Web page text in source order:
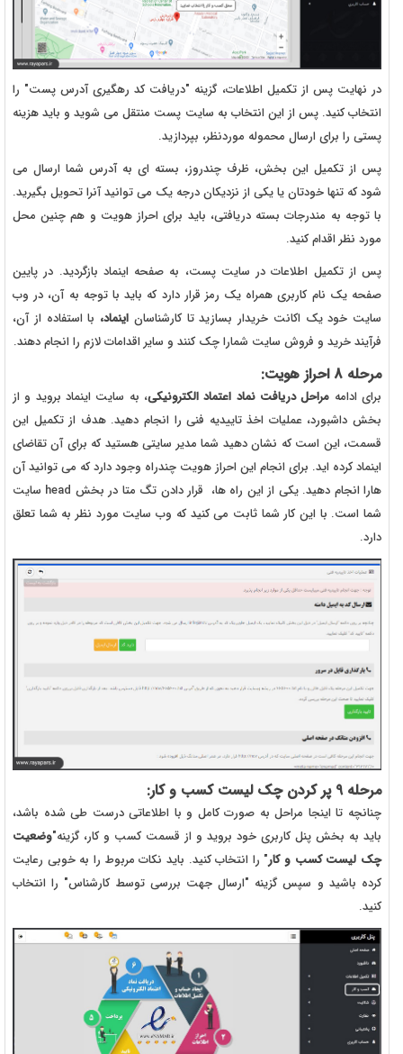
در نهایت پس از تکمیل اطلاعات، گزینه "دریافت کد رهگیری آدرس پست" را
انتخاب کنید. پس از این انتخاب به سایت پست منتقل می شوید و باید هزینه
پستی را برای ارسال محموله موردنظر، بپردازید.
پس از تکمیل این بخش، ظرف چندروز، بسته ای به آدرس شما ارسال می
شود که تنها خودتان یا یکی از نزدیکان درجه یک می توانید آنرا تحویل بگیرید.
با توجه به مندرجات بسته دریافتی، باید برای احراز هویت و هم چنین محل
مورد نظر اقدام کنید.
پس از تکمیل اطلاعات در سایت پست، به صفحه اینماد بازگردید. در پایین
صفحه یک نام کاربری همراه یک رمز قرار دارد که باید با توجه به آن، در وب
سایت خود یک اکانت خریدار بسازید تا کارشناسان اینماد، با استفاده از آن،
فرآیند خرید و فروش سایت شمارا چک کنند و سایر اقدامات لازم را انجام دهند.
مرحله 8 احراز هویت:
برای ادامه مراحل دریافت نماد اعتماد الکترونیکی، به سایت اینماد بروید و از
بخش داشبورد، عملیات اخذ تاییدیه فنی را انجام دهید. هدف از تکمیل این
قسمت، این است که نشان دهید شما مدیر سایتی هستید که برای آن تقاضای
اینماد کرده اید. برای انجام این احراز هویت چندراه وجود دارد که می توانید آن
هارا انجام دهید. یکی از این راه ها، قرار دادن تگ متا در بخش head سایت
شما است. با این کار شما ثابت می کنید که وب سایت مورد نظر به شما تعلق
دارد.
مرحله 9 پر کردن چک لیست کسب و کار:
چنانچه تا اینجا مراحل به صورت کامل و با اطلاعاتی درست طی شده باشد،
باید به بخش پنل کاربری خود بروید و از قسمت کسب و کار، گزینه"وضعیت
چک لیست کسب و کار" را انتخاب کنید. باید نکات مربوط را به خوبی رعایت
کرده باشید و سپس گزینه "ارسال جهت بررسی توسط کارشناس" را انتخاب
کنید.